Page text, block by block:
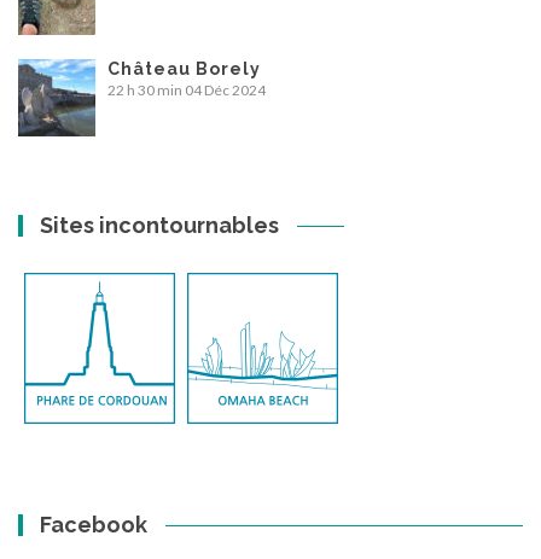
Château Borely
22 h 30 min 04 Déc 2024
Sites incontournables
Facebook